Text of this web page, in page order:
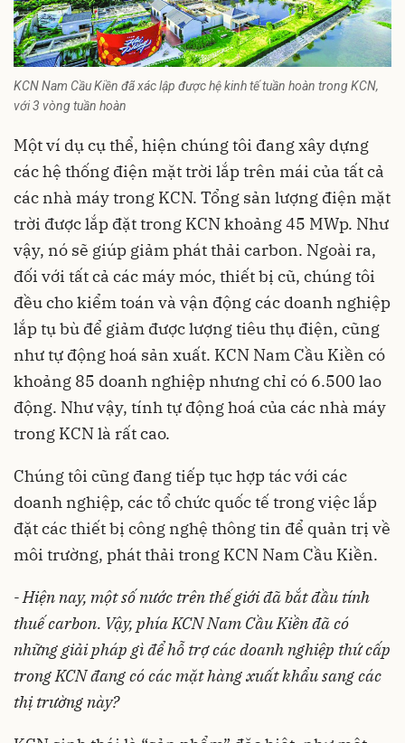
KCN Nam Cầu Kiền đã xác lập được hệ kinh tế tuần hoàn trong KCN,
với 3 vòng tuần hoàn
Một ví dụ cụ thể, hiện chúng tôi đang xây dựng
các hệ thống điện mặt trời lắp trên mái của tất cả
các nhà máy trong KCN. Tổng sản lượng điện mặt
trời được lắp đặt trong KCN khoảng 45 MWp. Như
vậy, nó sẽ giúp giảm phát thải carbon. Ngoài ra,
đối với tất cả các máy móc, thiết bị cũ, chúng tôi
đều cho kiểm toán và vận động các doanh nghiệp
lắp tụ bù để giảm được lượng tiêu thụ điện, cũng
như tự động hoá sản xuất. KCN Nam Cầu Kiền có
khoảng 85 doanh nghiệp nhưng chỉ có 6.500 lao
động. Như vậy, tính tự động hoá của các nhà máy
trong KCN là rất cao.
Chúng tôi cũng đang tiếp tục hợp tác với các
doanh nghiệp, các tổ chức quốc tế trong việc lắp
đặt các thiết bị công nghệ thông tin để quản trị về
môi trường, phát thải trong KCN Nam Cầu Kiền.
- Hiện nay, một số nước trên thế giới đã bắt đầu tính
thuế carbon. Vậy, phía KCN Nam Cầu Kiền đã có
những giải pháp gì để hỗ trợ các doanh nghiệp thứ cấp
trong KCN đang có các mặt hàng xuất khẩu sang các
thị trường này?